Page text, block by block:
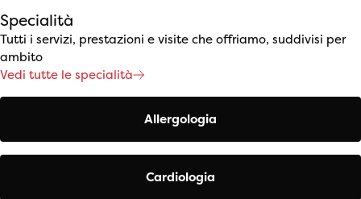
Specialità
Tutti i servizi, prestazioni e visite che offriamo, suddivisi per
ambito
Vedi tutte le specialità
Allergologia
Cardiologia